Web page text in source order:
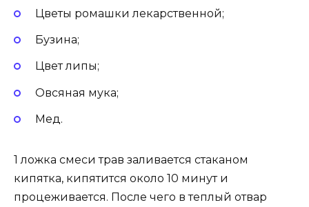
Цветы ромашки лекарственной;
Бузина;
Цвет липы;
Овсяная мука;
Мед.
1 ложка смеси трав заливается стаканом
кипятка, кипятится около 10 минут и
процеживается. После чего в теплый отвар